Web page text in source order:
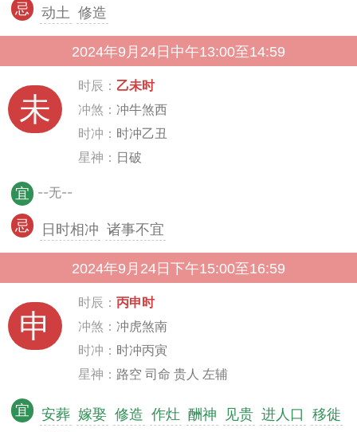
忌 动土 修造
2024年9月24日中午13:00至14:59
未
时辰： 乙未时
冲煞： 冲牛煞西
时冲： 时冲乙丑
星神： 日破
宜 --无--
忌 日时相冲 诸事不宜
2024年9月24日下午15:00至16:59
申
时辰： 丙申时
冲煞： 冲虎煞南
时冲： 时冲丙寅
星神： 路空 司命 贵人 左辅
宜 安葬 嫁娶 修造 作灶 酬神 见贵 进人口
移徙